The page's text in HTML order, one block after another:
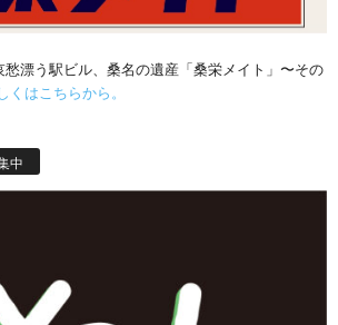
漂う駅ビル、桑名の遺産「桑栄メイト」〜その
くはこちらから。
中